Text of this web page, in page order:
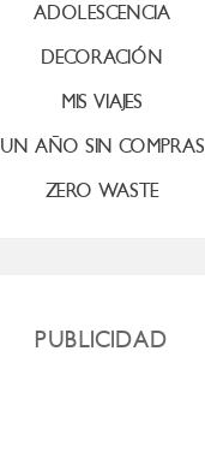
ADOLESCENCIA
DECORACIÓN
MIS VIAJES
UN AÑO SIN COMPRAS
ZERO WASTE
PUBLICIDAD